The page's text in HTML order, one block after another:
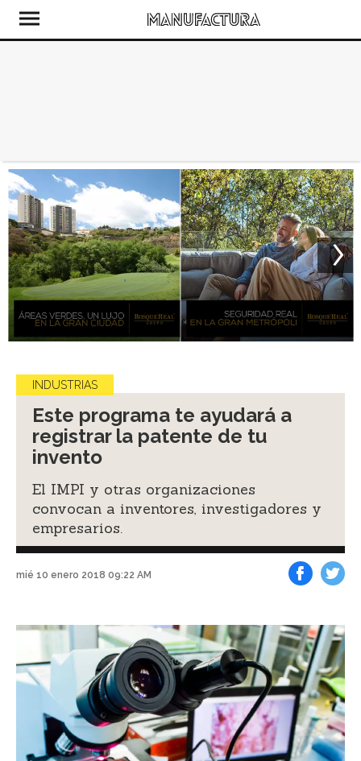
INDUSTRIAS
Este programa te ayudará a
registrar la patente de tu
invento
El IMPI y otras organizaciones
convocan a inventores, investigadores y
empresarios.
mié 10 enero 2018 09:22 AM